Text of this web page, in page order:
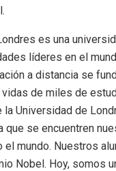
es una
líderes en el
a distancia se
de miles de
Universidad de
que se encuentren
mundo. Nuestros
Nobel. Hoy, somos